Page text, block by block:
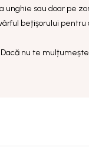
unghie sau doar pe
bețișorului pentru
nu te